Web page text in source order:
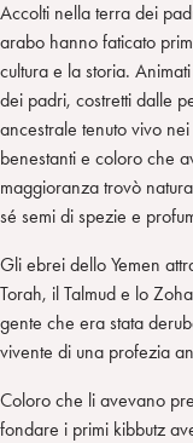
Accolti nella terra dei
arabo hanno faticato
cultura e la storia.
dei padri, costretti dalle
ancestrale tenuto vivo
benestanti e coloro che
maggioranza trovò
sé semi di spezie e
Gli ebrei dello Yemen
Torah, il Talmud e lo
gente che era stata
vivente di una profezia
Coloro che li avevano
fondare i primi kibbutz